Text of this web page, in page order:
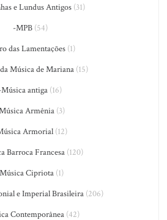
e Lundus Antigos (31)
-MPB(54)
das Lamentações (1)
Música de Mariana(15)
antiga (16)
Armênia(3)
Armorial(12)
Barroca Francesa(120)
Cipriota (1)
e Imperial Brasileira(206)
Contemporânea(42)